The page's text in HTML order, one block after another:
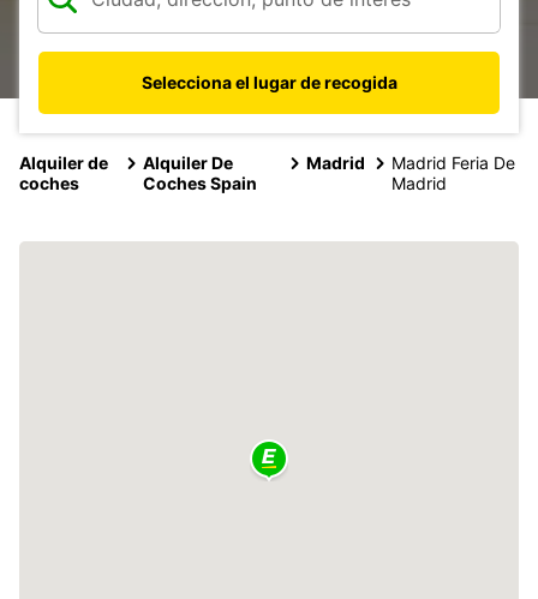
Selecciona el lugar de recogida
Alquiler de
coches
Alquiler De
Coches Spain
Madrid
Madrid Feria De
Madrid